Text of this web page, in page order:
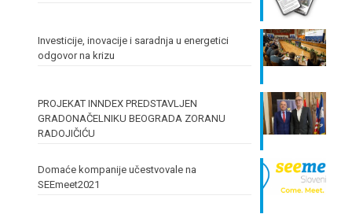
Investicije, inovacije i saradnja u energetici
odgovor na krizu
PROJEKAT INNDEX PREDSTAVLJEN
GRADONAČELNIKU BEOGRADA ZORANU
RADOJIČIĆU
Domaće kompanije učestvovale na
SEEmeet2021